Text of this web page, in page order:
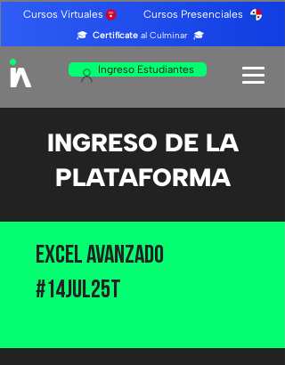
Cursos Virtuales Cursos Presenciales
🎓 Certifícate al Culminar 🎓
Ingreso Estudiantes
INGRESO DE LA
PLATAFORMA
Excel Avanzado
#14JUL25T